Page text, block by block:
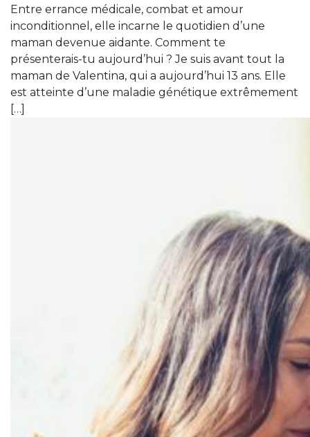
Entre errance médicale, combat et amour
inconditionnel, elle incarne le quotidien d’une
maman devenue aidante. Comment te
présenterais-tu aujourd’hui ? Je suis avant tout la
maman de Valentina, qui a aujourd’hui 13 ans. Elle
est atteinte d’une maladie génétique extrêmement
[…]